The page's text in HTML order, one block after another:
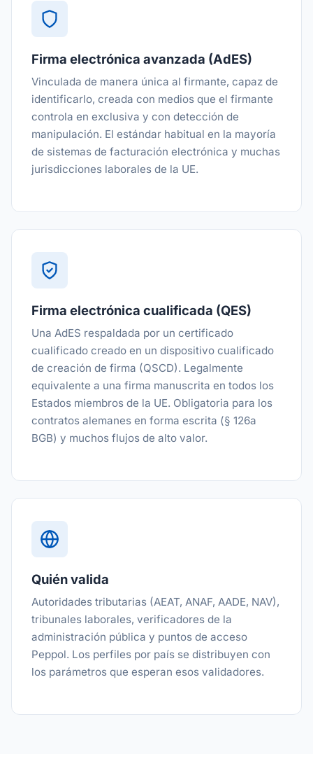
Firma electrónica avanzada (AdES)
Vinculada de manera única al firmante, capaz de
identificarlo, creada con medios que el firmante
controla en exclusiva y con detección de
manipulación. El estándar habitual en la mayoría
de sistemas de facturación electrónica y muchas
jurisdicciones laborales de la UE.
Firma electrónica cualificada (QES)
Una AdES respaldada por un certificado
cualificado creado en un dispositivo cualificado
de creación de firma (QSCD). Legalmente
equivalente a una firma manuscrita en todos los
Estados miembros de la UE. Obligatoria para los
contratos alemanes en forma escrita (§ 126a
BGB) y muchos flujos de alto valor.
Quién valida
Autoridades tributarias (AEAT, ANAF, AADE, NAV),
tribunales laborales, verificadores de la
administración pública y puntos de acceso
Peppol. Los perfiles por país se distribuyen con
los parámetros que esperan esos validadores.